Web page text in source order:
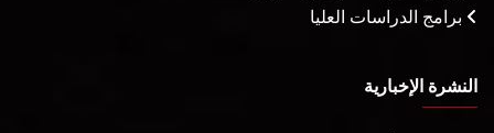
برامج الدراسات العليا
النشرة الإخبارية